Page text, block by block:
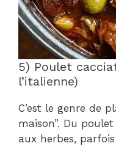
5) Poulet
l’italienne)
C’est le genre de
maison”. Du
aux herbes,